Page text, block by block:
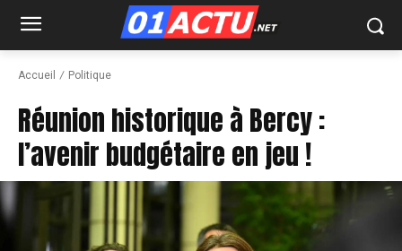
Accueil Politique
Réunion historique à Bercy :
l’avenir budgétaire en jeu !